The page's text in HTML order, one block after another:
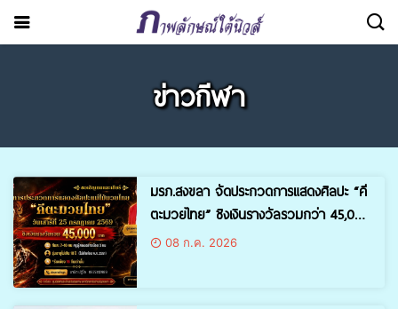
ข่าวกีฬา
มรภ.สงขลา จัดประกวดการแสดงศิลปะ “คี
ตะมวยไทย” ชิงเงินรางวัลรวมกว่า 45,000
บาท สมัครฟรี ! ตั้งแต่บัดนี้-15 ก.ค. 69
08 ก.ค. 2026